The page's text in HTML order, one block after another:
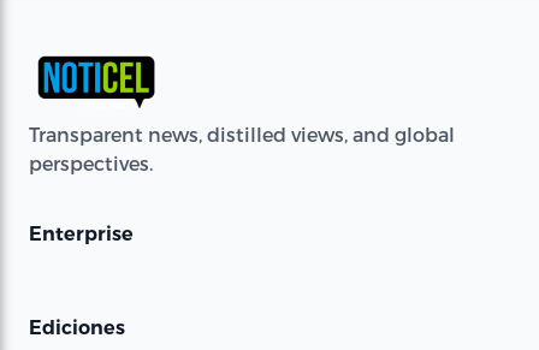
Transparent news, distilled views, and global
perspectives.
Enterprise
Ediciones